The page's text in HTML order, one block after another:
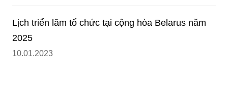
Lịch triển lãm tổ chức tại cộng hòa Belarus năm
2025
10.01.2023